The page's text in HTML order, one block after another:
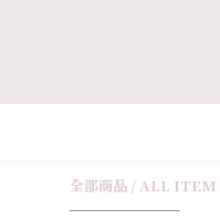
全部商品 / ALL ITEM